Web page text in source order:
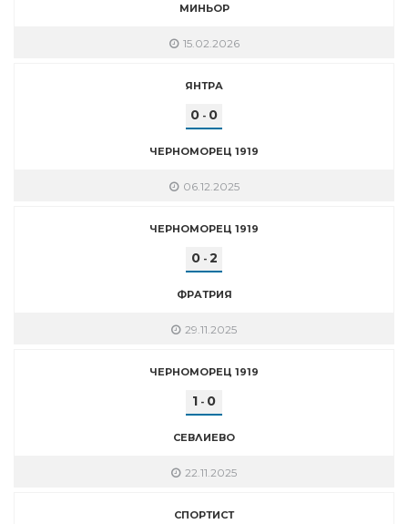
МИНЬОР
15.02.2026
ЯНТРА
0 - 0
ЧЕРНОМОРЕЦ 1919
06.12.2025
ЧЕРНОМОРЕЦ 1919
0- 2
ФРАТРИЯ
29.11.2025
ЧЕРНОМОРЕЦ 1919
1 - 0
СЕВЛИЕВО
22.11.2025
СПОРТИСТ